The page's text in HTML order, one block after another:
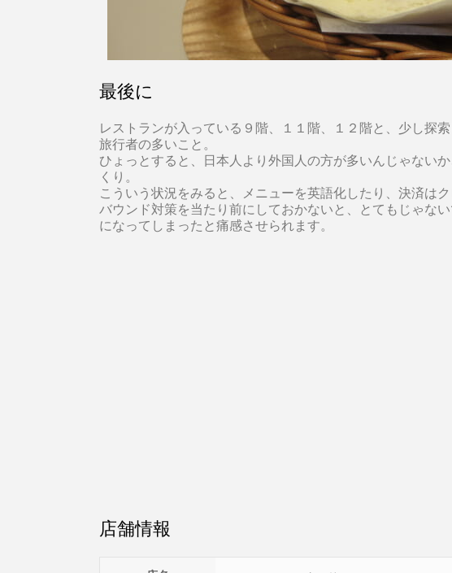
最後に
レストランが入っている９階、１１階、１２階と、少し探
旅行者の多いこと。
ひょっとすると、日本人より外国人の方が多いんじゃない
くり。
こういう状況をみると、メニューを英語化したり、決済は
バウンド対策を当たり前にしておかないと、とてもじゃな
になってしまったと痛感させられます。
店舗情報